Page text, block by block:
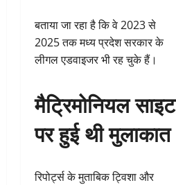
बताया जा रहा है कि वे 2023 से
2025 तक मध्य प्रदेश सरकार के
लीगल एडवाइजर भी रह चुके हैं।
मैट्रिमोनियल साइट
पर हुई थी मुलाकात
रिपोर्ट्स के मुताबिक ट्विशा और